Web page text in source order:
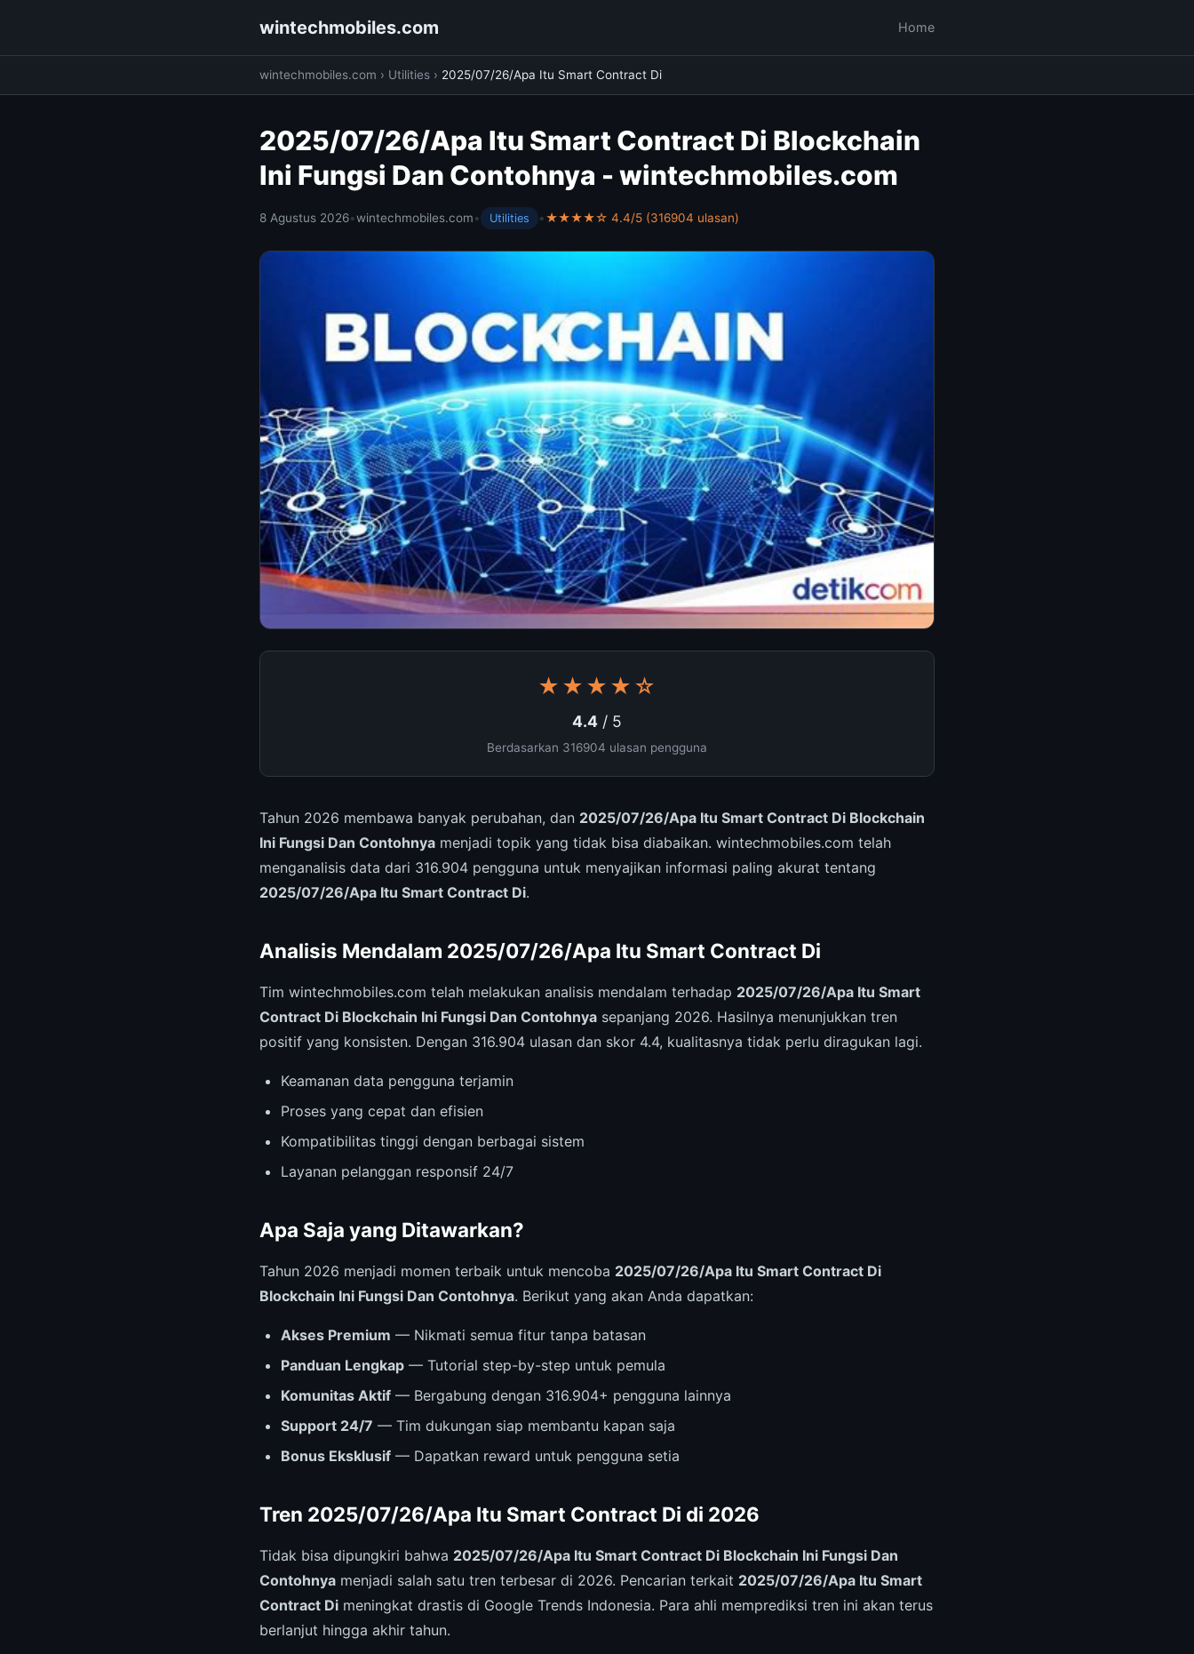
wintechmobiles.com Home
wintechmobiles.com › Utilities › 2025/07/26/Apa Itu Smart Contract Di
2025/07/26/Apa Itu Smart Contract Di Blockchain
Ini Fungsi Dan Contohnya - wintechmobiles.com
8 Agustus 2026•wintechmobiles.com• Utilities •★★★★☆ 4.4/5 (316904 ulasan)
★★★★☆
4.4 / 5
Berdasarkan 316904 ulasan pengguna
Tahun 2026 membawa banyak perubahan, dan 2025/07/26/Apa Itu Smart Contract Di Blockchain
Ini Fungsi Dan Contohnya menjadi topik yang tidak bisa diabaikan. wintechmobiles.com telah
menganalisis data dari 316.904 pengguna untuk menyajikan informasi paling akurat tentang
2025/07/26/Apa Itu Smart Contract Di.
Analisis Mendalam 2025/07/26/Apa Itu Smart Contract Di
Tim wintechmobiles.com telah melakukan analisis mendalam terhadap 2025/07/26/Apa Itu Smart
Contract Di Blockchain Ini Fungsi Dan Contohnya sepanjang 2026. Hasilnya menunjukkan tren
positif yang konsisten. Dengan 316.904 ulasan dan skor 4.4, kualitasnya tidak perlu diragukan lagi.
Keamanan data pengguna terjamin
Proses yang cepat dan efisien
Kompatibilitas tinggi dengan berbagai sistem
Layanan pelanggan responsif 24/7
Apa Saja yang Ditawarkan?
Tahun 2026 menjadi momen terbaik untuk mencoba 2025/07/26/Apa Itu Smart Contract Di
Blockchain Ini Fungsi Dan Contohnya. Berikut yang akan Anda dapatkan:
Akses Premium — Nikmati semua fitur tanpa batasan
Panduan Lengkap — Tutorial step-by-step untuk pemula
Komunitas Aktif — Bergabung dengan 316.904+ pengguna lainnya
Support 24/7 — Tim dukungan siap membantu kapan saja
Bonus Eksklusif — Dapatkan reward untuk pengguna setia
Tren 2025/07/26/Apa Itu Smart Contract Di di 2026
Tidak bisa dipungkiri bahwa 2025/07/26/Apa Itu Smart Contract Di Blockchain Ini Fungsi Dan
Contohnya menjadi salah satu tren terbesar di 2026. Pencarian terkait 2025/07/26/Apa Itu Smart
Contract Di meningkat drastis di Google Trends Indonesia. Para ahli memprediksi tren ini akan terus
berlanjut hingga akhir tahun.